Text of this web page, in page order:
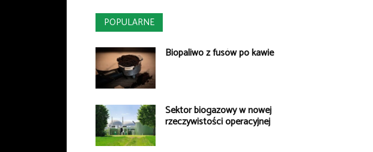
POPULARNE
Biopaliwo z fusów po kawie
Sektor biogazowy w nowej
rzeczywistości operacyjnej